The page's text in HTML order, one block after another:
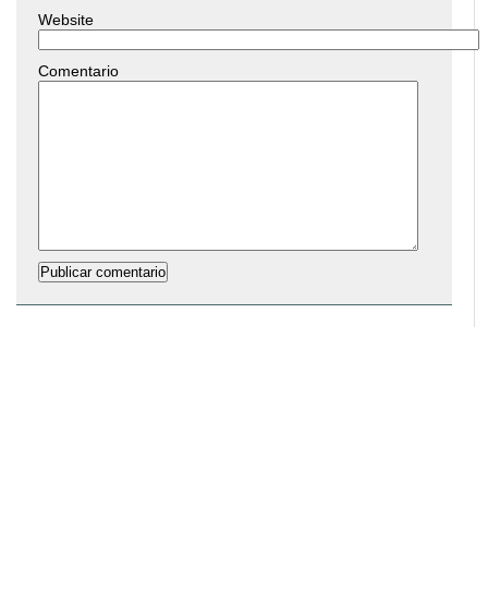
Website
Comentario